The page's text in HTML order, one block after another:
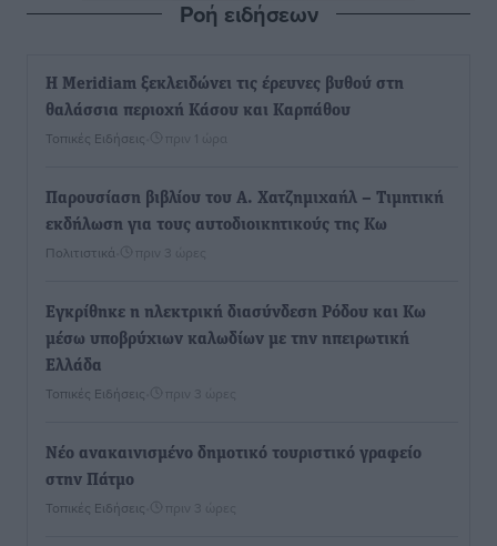
Ροή ειδήσεων
Η Meridiam ξεκλειδώνει τις έρευνες βυθού στη
θαλάσσια περιοχή Κάσου και Καρπάθου
Τοπικές Ειδήσεις πριν 1 ώρα
Παρουσίαση βιβλίου του Α. Χατζημιχαήλ – Τιμητική
εκδήλωση για τους αυτοδιοικητικούς της Κω
Πολιτιστικά πριν 3 ώρες
Εγκρίθηκε η ηλεκτρική διασύνδεση Ρόδου και Κω
μέσω υποβρύχιων καλωδίων με την ηπειρωτική
Ελλάδα
Τοπικές Ειδήσεις πριν 3 ώρες
Νέο ανακαινισμένο δημοτικό τουριστικό γραφείο
στην Πάτμο
Τοπικές Ειδήσεις πριν 3 ώρες